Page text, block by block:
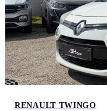
RENAULT TWINGO